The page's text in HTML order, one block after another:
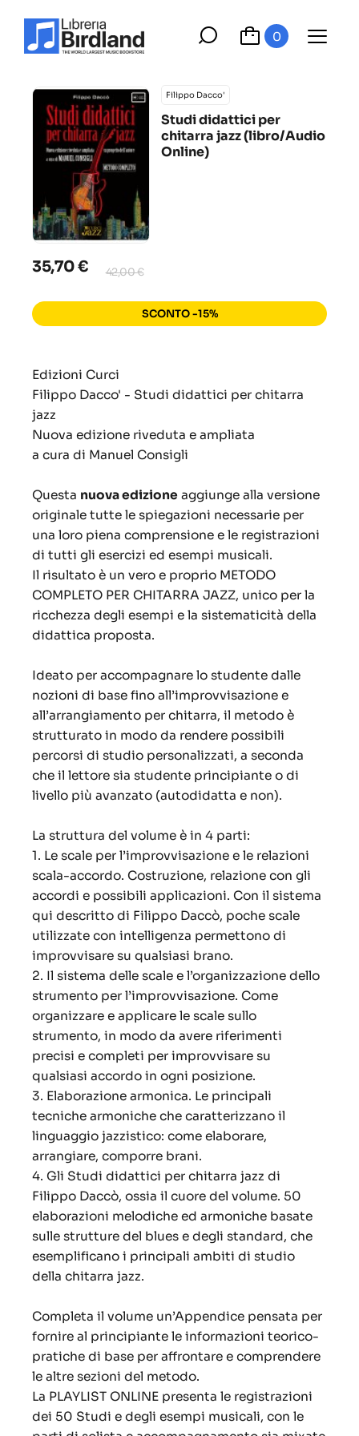
0
Filippo Dacco'
Studi didattici per
chitarra jazz (libro/Audio
Online)
35,70 € 42,00 €
SCONTO -15%
Edizioni Curci
Filippo Dacco' - Studi didattici per chitarra
jazz
Nuova edizione riveduta e ampliata
a cura di Manuel Consigli
Questa nuova edizione aggiunge alla versione
originale tutte le spiegazioni necessarie per
una loro piena comprensione e le registrazioni
di tutti gli esercizi ed esempi musicali.
Il risultato è un vero e proprio METODO
COMPLETO PER CHITARRA JAZZ, unico per la
ricchezza degli esempi e la sistematicità della
didattica proposta.
Ideato per accompagnare lo studente dalle
nozioni di base fino all’improvvisazione e
all’arrangiamento per chitarra, il metodo è
strutturato in modo da rendere possibili
percorsi di studio personalizzati, a seconda
che il lettore sia studente principiante o di
livello più avanzato (autodidatta e non).
La struttura del volume è in 4 parti:
1. Le scale per l’improvvisazione e le relazioni
scala-accordo. Costruzione, relazione con gli
accordi e possibili applicazioni. Con il sistema
qui descritto di Filippo Daccò, poche scale
utilizzate con intelligenza permettono di
improvvisare su qualsiasi brano.
2. Il sistema delle scale e l’organizzazione dello
strumento per l’improvvisazione. Come
organizzare e applicare le scale sullo
strumento, in modo da avere riferimenti
precisi e completi per improvvisare su
qualsiasi accordo in ogni posizione.
3. Elaborazione armonica. Le principali
tecniche armoniche che caratterizzano il
linguaggio jazzistico: come elaborare,
arrangiare, comporre brani.
4. Gli Studi didattici per chitarra jazz di
Filippo Daccò, ossia il cuore del volume. 50
elaborazioni melodiche ed armoniche basate
sulle strutture del blues e degli standard, che
esemplificano i principali ambiti di studio
della chitarra jazz.
Completa il volume un’Appendice pensata per
fornire al principiante le informazioni teorico-
pratiche di base per affrontare e comprendere
le altre sezioni del metodo.
La PLAYLIST ONLINE presenta le registrazioni
dei 50 Studi e degli esempi musicali, con le